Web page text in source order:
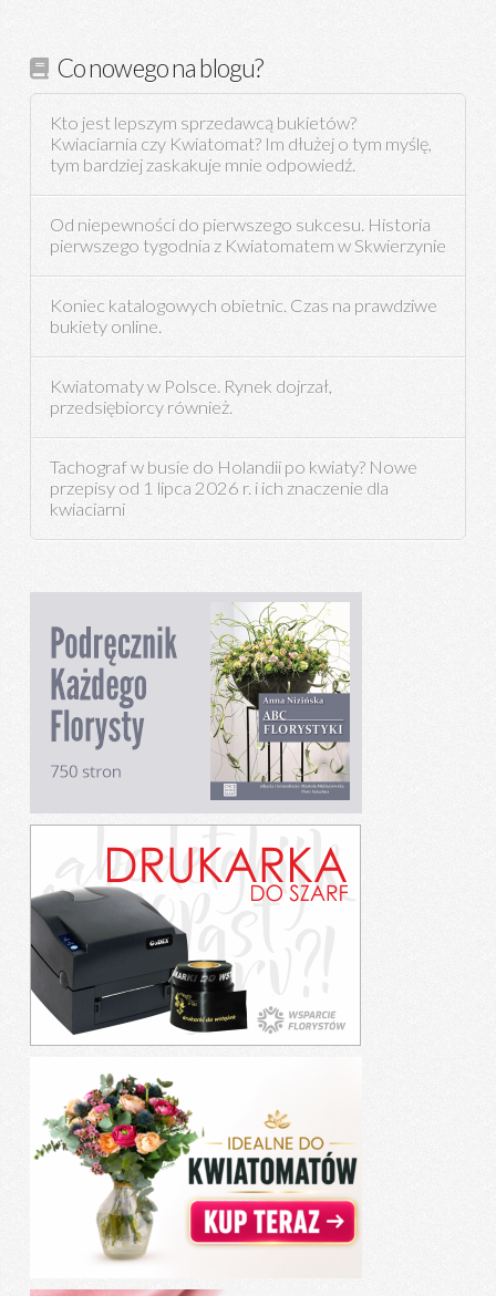
Co nowego na blogu?
Kto jest lepszym sprzedawcą bukietów?
Kwiaciarnia czy Kwiatomat? Im dłużej o tym myślę,
tym bardziej zaskakuje mnie odpowiedź.
Od niepewności do pierwszego sukcesu. Historia
pierwszego tygodnia z Kwiatomatem w Skwierzynie
Koniec katalogowych obietnic. Czas na prawdziwe
bukiety online.
Kwiatomaty w Polsce. Rynek dojrzał,
przedsiębiorcy również.
Tachograf w busie do Holandii po kwiaty? Nowe
przepisy od 1 lipca 2026 r. i ich znaczenie dla
kwiaciarni